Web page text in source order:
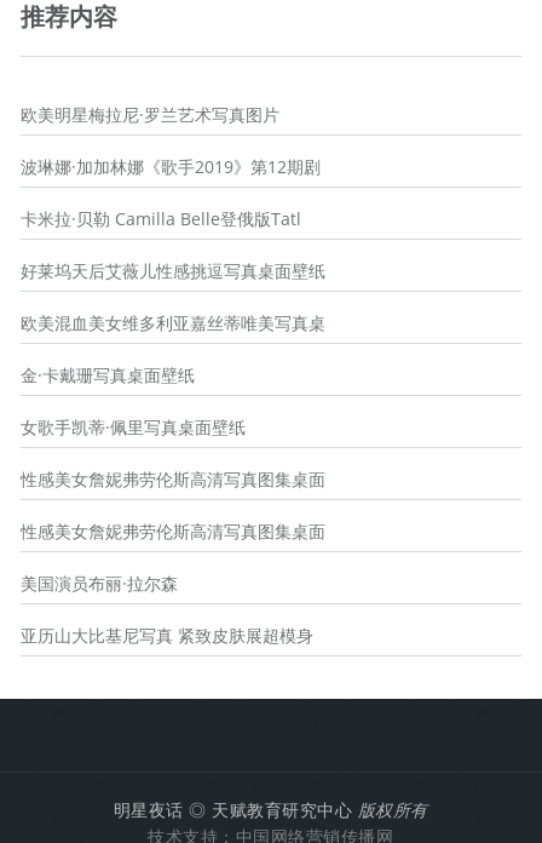
推荐内容
欧美明星梅拉尼·罗兰艺术写真图片
波琳娜·加加林娜《歌手2019》第12期剧
卡米拉·贝勒 Camilla Belle登俄版Tatl
好莱坞天后艾薇儿性感挑逗写真桌面壁纸
欧美混血美女维多利亚嘉丝蒂唯美写真桌
金·卡戴珊写真桌面壁纸
女歌手凯蒂·佩里写真桌面壁纸
性感美女詹妮弗劳伦斯高清写真图集桌面
性感美女詹妮弗劳伦斯高清写真图集桌面
美国演员布丽·拉尔森
亚历山大比基尼写真 紧致皮肤展超模身
明星夜话 ◎ 天赋教育研究中心 版权所有
技术支持： 中国网络营销传播网